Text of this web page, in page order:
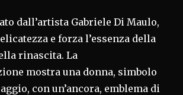
dall’artista Gabriele Di Maulo,
e forza l’essenza della
rinascita. La
mostra una donna, simbolo
con un’ancora, emblema di